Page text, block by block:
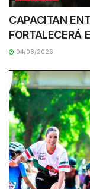
CAPACITAN
FORTALECERÁ
04/08/2026